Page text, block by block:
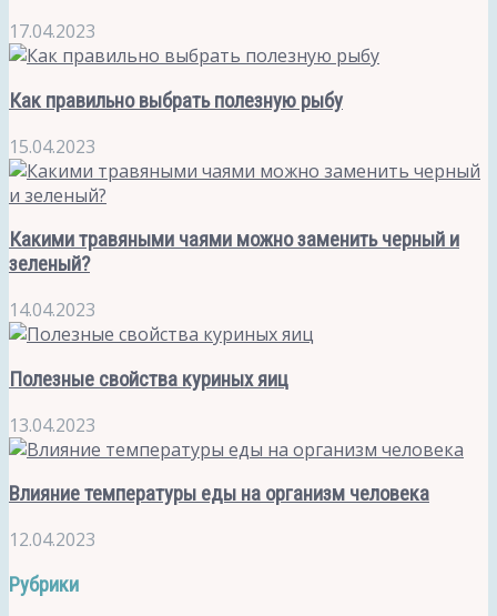
17.04.2023
Как правильно выбрать полезную рыбу
15.04.2023
Какими травяными чаями можно заменить черный и
зеленый?
14.04.2023
Полезные свойства куриных яиц
13.04.2023
Влияние температуры еды на организм человека
12.04.2023
Рубрики